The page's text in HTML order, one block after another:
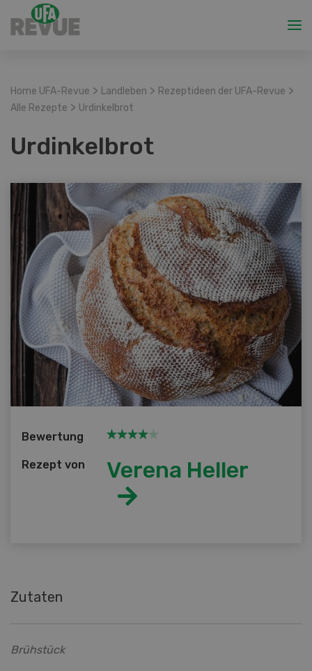
Home UFA-Revue > Landleben > Rezeptideen der UFA-Revue >
Alle Rezepte > Urdinkelbrot
Urdinkelbrot
Bewertung
Rezept von Verena Heller
Zutaten
Brühstück